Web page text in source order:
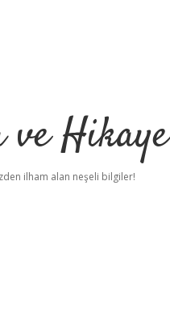
ve Hikaye
ilham alan neşeli bilgiler!